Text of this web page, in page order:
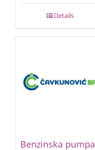
Details
Benzinska pumpa